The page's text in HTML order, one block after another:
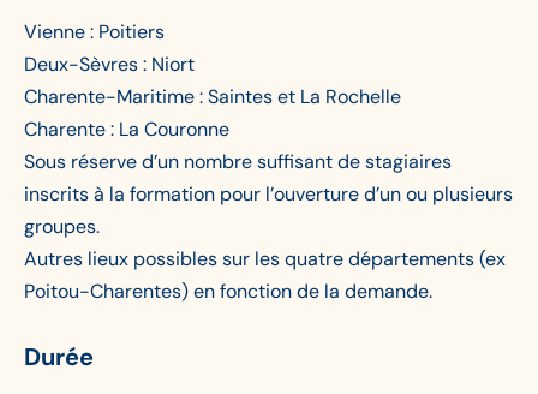
Vienne : Poitiers
Deux-Sèvres : Niort
Charente-Maritime : Saintes et La Rochelle
Charente : La Couronne
Sous réserve d’un nombre suffisant de stagiaires
inscrits à la formation pour l’ouverture d’un ou plusieurs
groupes.
Autres lieux possibles sur les quatre départements (ex
Poitou-Charentes) en fonction de la demande.
Durée